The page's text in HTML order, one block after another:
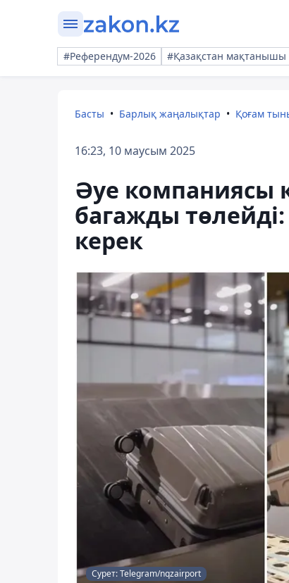
#Референдум-2026 #Қазақстан мақтанышы
Басты Барлық жаңалықтар Қоғам
16:23, 10 маусым 2025
Әуе компаниясы
багажды
керек
Сурет: Telegram/nqzairport